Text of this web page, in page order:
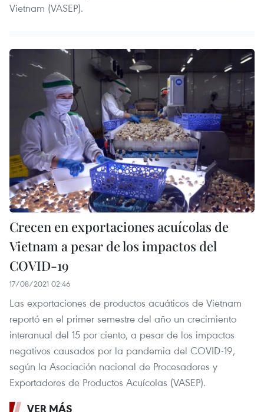
Vietnam (VASEP).
Crecen en exportaciones acuícolas de
Vietnam a pesar de los impactos del
COVID-19
17/08/2021 02:46
Las exportaciones de productos acuáticos de Vietnam
reportó en el primer semestre del año un crecimiento
interanual del 15 por ciento, a pesar de los impactos
negativos causados por la pandemia del COVID-19,
según la Asociación nacional de Procesadores y
Exportadores de Productos Acuícolas (VASEP).
VER MÁS